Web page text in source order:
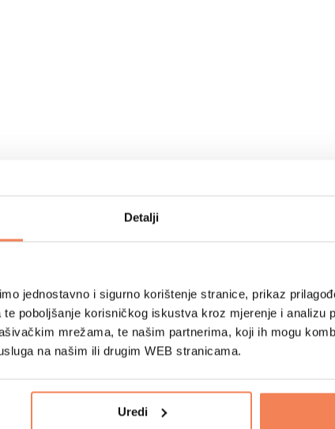
Detalji
jednostavno i sigurno korištenje stranice, prikaz
poboljšanje korisničkog iskustva kroz mjerenje i analizu
mrežama, te našim partnerima, koji ih mogu
na našim ili drugim WEB stranicama.
Uredi